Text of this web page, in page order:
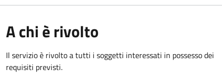
A chi è rivolto
Il servizio è rivolto a tutti i soggetti interessati in possesso dei
requisiti previsti.